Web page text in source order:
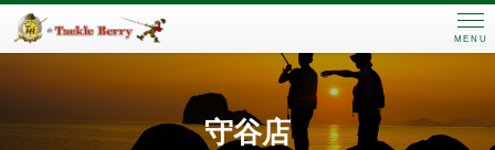
MENU
守谷店